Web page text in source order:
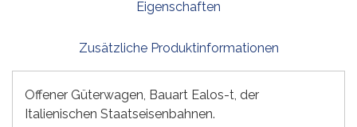
Eigenschaften
Zusätzliche Produktinformationen
Offener Güterwagen, Bauart Ealos-t, der
Italienischen Staatseisenbahnen.